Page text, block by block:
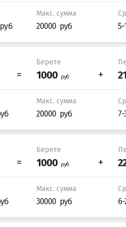
Макс. сумма
20000 5-
Берете
Макс. сумма
20000
Берете
Макс. сумма
30000